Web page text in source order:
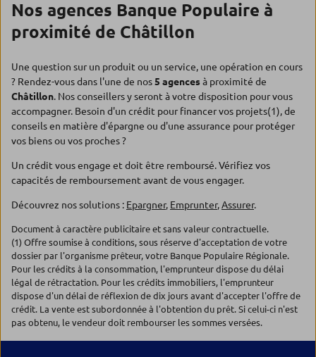
Nos agences Banque Populaire à
proximité de Châtillon
Une question sur un produit ou un service, une opération en cours
? Rendez-vous dans l'une de nos5 agencesà proximité de
Châtillon. Nos conseillers y seront à votre disposition pour vous
accompagner. Besoin d'un crédit pour financer vos projets(1), de
conseils en matière d'épargne ou d'une assurance pour protéger
vos biens ou vos proches ?
Un crédit vous engage et doit être remboursé. Vérifiez vos
capacités de remboursement avant de vous engager.
Découvrez nos solutions : Epargner, Emprunter,Assurer.
Document à caractère publicitaire et sans valeur contractuelle.
(1) Offre soumise à conditions, sous réserve d'acceptation de votre
dossier par l'organisme prêteur, votre Banque Populaire Régionale.
Pour les crédits à la consommation, l'emprunteur dispose du délai
légal de rétractation. Pour les crédits immobiliers, l'emprunteur
dispose d'un délai de réflexion de dix jours avant d'accepter l'offre de
crédit. La vente est subordonnée à l'obtention du prêt. Si celui-ci n'est
pas obtenu, le vendeur doit rembourser les sommes versées.